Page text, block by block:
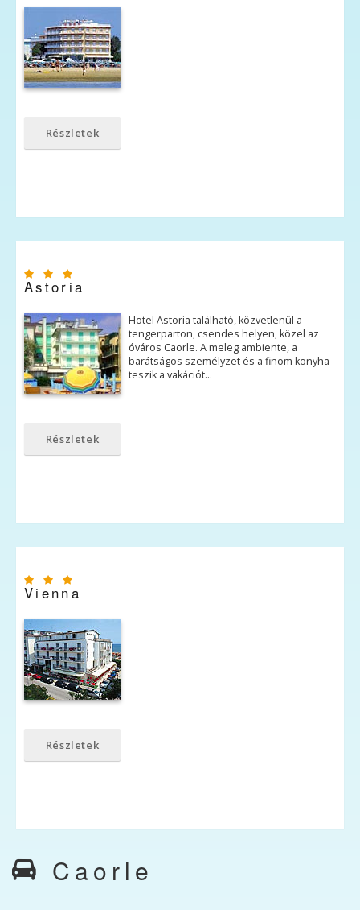
Részletek
Astoria
Hotel Astoria található, közvetlenül a
tengerparton, csendes helyen, közel az
óváros Caorle. A meleg ambiente, a
barátságos személyzet és a finom konyha
teszik a vakációt…
Részletek
Vienna
Részletek
Caorle